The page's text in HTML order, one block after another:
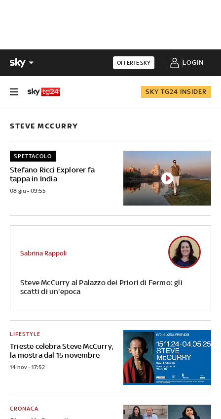
OFFERTE SKY LOGIN
SKY TG24 INSIDER
STEVE MCCURRY
Stefano Ricci Explorer fa
tappa in India
SPETTACOLO
08 giu - 09:55
Steve McCurry al Palazzo dei Priori di Fermo: gli
scatti di un'epoca
Sabrina Rappoli
Trieste celebra Steve McCurry,
la mostra dal 15 novembre
LIFESTYLE
14 nov - 17:52
CRONACA